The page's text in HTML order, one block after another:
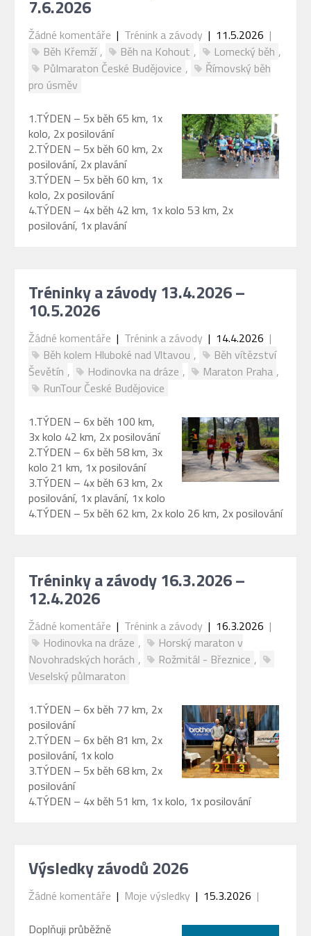
7.6.2026
Žádné komentáře | Trénink a závody | 11.5.2026 |
Běh Křemží , Běh na Kohout , Lomecký běh ,
Půlmaraton České Budějovice ,
Římovský běh
pro úsměv
1.TÝDEN – 5x běh 65 km, 1x
kolo, 2x posilování
2.TÝDEN – 5x běh 60 km, 2x
posilování, 2x plavání
3.TÝDEN – 5x běh 60 km, 1x
kolo, 2x posilování
4.TÝDEN – 4x běh 42 km, 1x kolo 53 km, 2x
posilování, 1x plavání
Tréninky a závody 13.4.2026 –
10.5.2026
Žádné komentáře | Trénink a závody | 14.4.2026 |
Běh kolem Hluboké nad Vltavou ,
Běh vítězství
Ševětín , Hodinovka na dráze , Maraton Praha ,
RunTour České Budějovice
1.TÝDEN – 6x běh 100 km,
3x kolo 42 km, 2x posilování
2.TÝDEN – 6x běh 58 km, 3x
kolo 21 km, 1x posilování
3.TÝDEN – 4x běh 63 km, 2x
posilování, 1x plavání, 1x kolo
4.TÝDEN – 5x běh 62 km, 2x kolo 26 km, 2x posilování
Tréninky a závody 16.3.2026 –
12.4.2026
Žádné komentáře | Trénink a závody | 16.3.2026 |
Hodinovka na dráze ,
Horský maraton v
Novohradských horách , Rožmitál - Březnice ,
Veselský půlmaraton
1.TÝDEN – 6x běh 77 km, 2x
posilování
2.TÝDEN – 6x běh 81 km, 2x
posilování, 1x kolo
3.TÝDEN – 5x běh 68 km, 2x
posilování
4.TÝDEN – 4x běh 51 km, 1x kolo, 1x posilování
Výsledky závodů 2026
Žádné komentáře | Moje výsledky | 15.3.2026 |
Doplňuji průběžně